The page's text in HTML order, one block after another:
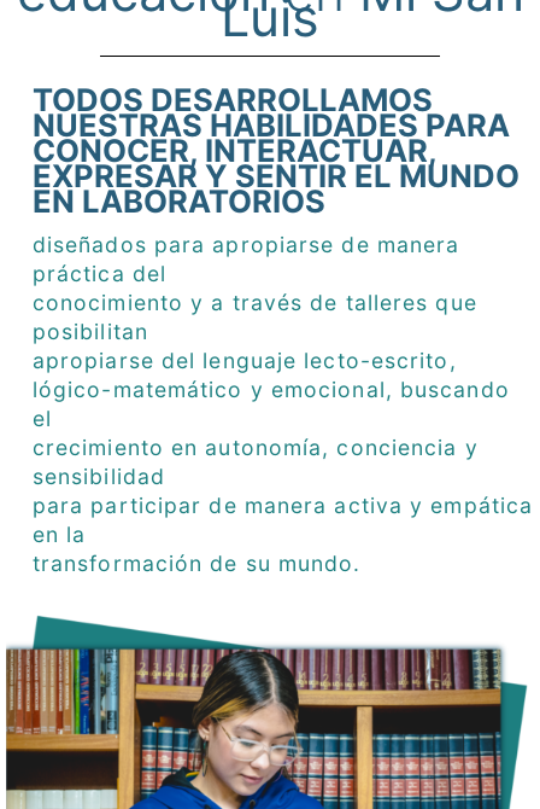
Luis
TODOS DESARROLLAMOS
NUESTRAS HABILIDADES PARA
CONOCER, INTERACTUAR,
EXPRESAR Y SENTIR EL MUNDO
EN LABORATORIOS
diseñados para apropiarse de manera
práctica del
conocimiento y a través de talleres que
posibilitan
apropiarse del lenguaje lecto-escrito,
lógico-matemático y emocional, buscando
el
crecimiento en autonomía, conciencia y
sensibilidad
para participar de manera activa y empática
en la
transformación de su mundo.